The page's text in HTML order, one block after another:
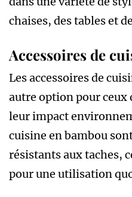
chaises, des tables et
Accessoires de
Les accessoires de
autre option pour ceux
leur impact
cuisine en bambou
résistants aux taches,
pour une utilisation